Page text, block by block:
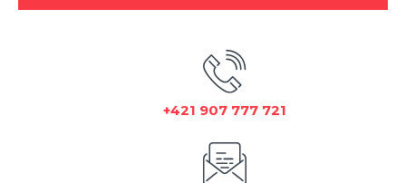
+421 907 777 721